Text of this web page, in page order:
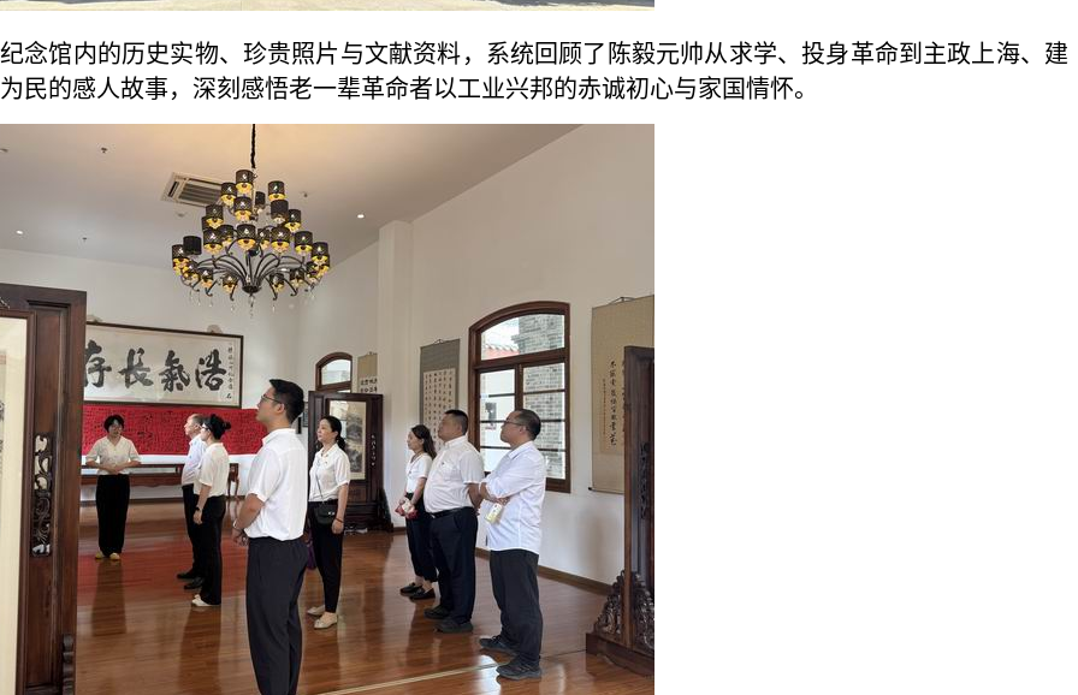
馆内的历史实物、珍贵照片与文献资料，系统回顾了陈毅元帅从求学、投身革命到主政上海、建
民的感人故事，深刻感悟老一辈革命者以工业兴邦的赤诚初心与家国情怀。